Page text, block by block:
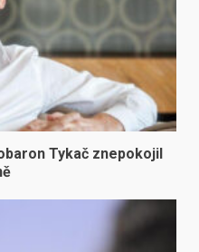
Tykač znepokojil